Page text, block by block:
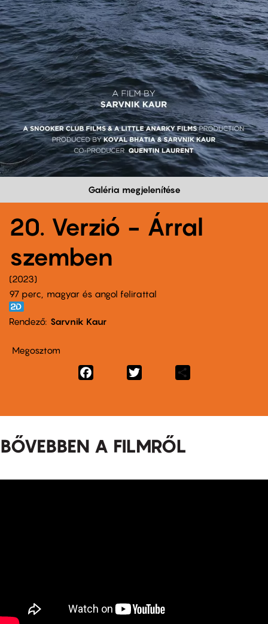
Galéria megjelenítése
20. Verzió - Árral
szemben
2023
97 perc,
magyar és angol felirattal
Rendező Sarvnik Kaur
Megosztom
Facebook
BŐVEBBEN A FILMRŐL